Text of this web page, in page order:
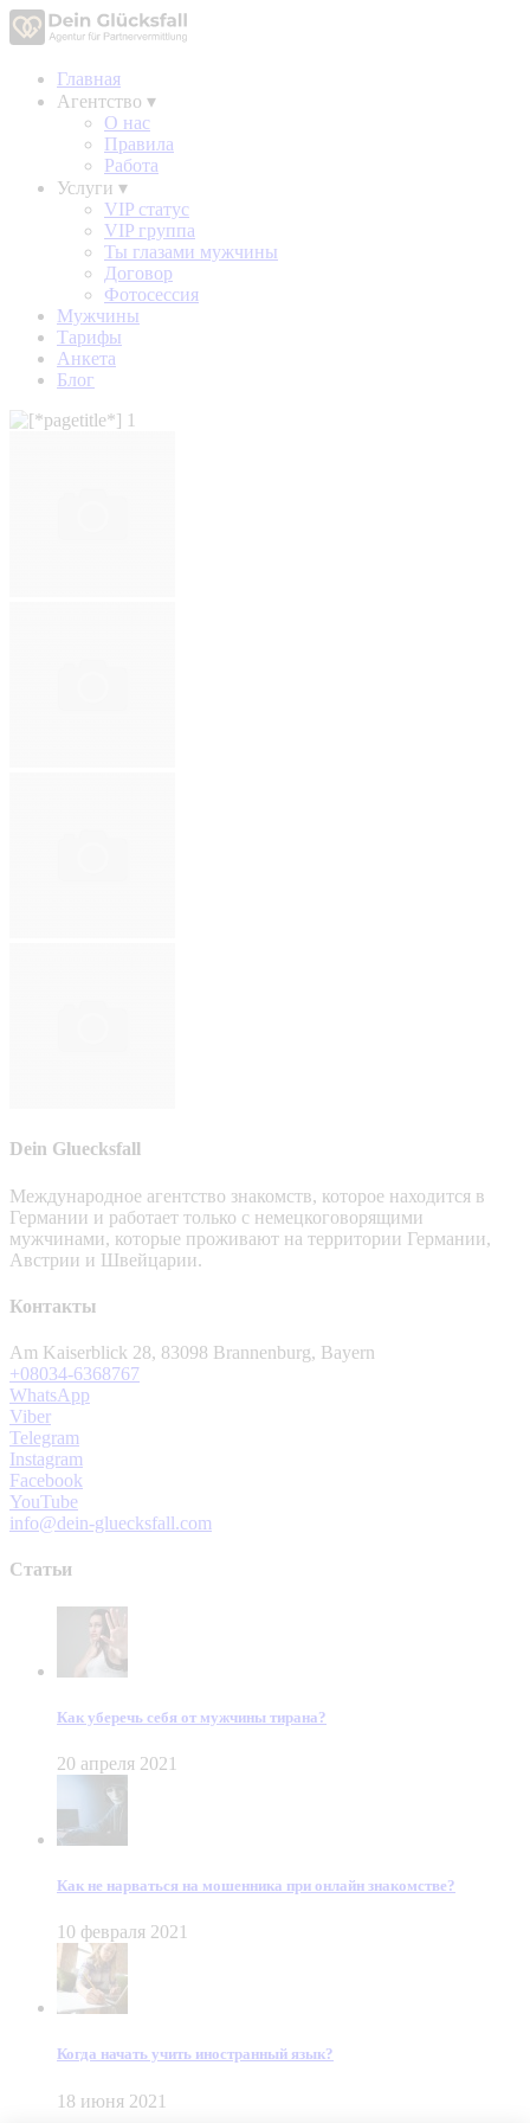
Главная
Агентство ▾
О нас
Правила
Работа
Услуги ▾
VIP статус
VIP группа
Ты глазами мужчины
Договор
Фотосессия
Мужчины
Тарифы
Анкета
Блог
Dein Gluecksfall
Международное агентство знакомств, которое находится в
Германии и работает только с немецкоговорящими
мужчинами, которые проживают на территории Германии,
Австрии и Швейцарии.
Контакты
Am Kaiserblick 28, 83098 Brannenburg, Bayern
+08034-6368767
WhatsApp
Viber
Telegram
Instagram
Facebook
YouTube
info@dein-gluecksfall.com
Статьи
Как уберечь себя от мужчины тирана?
20 апреля 2021
Как не нарваться на мошенника при онлайн знакомстве?
10 февраля 2021
Когда начать учить иностранный язык?
18 июня 2021